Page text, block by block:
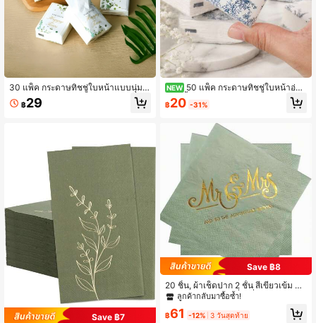
30 แพ็ค กระดาษทิชชู่ใบหน้าแบบนุ่ม
"Happy Tears" ตกแต่งด้วยใบไม้สีเขีย
ว เหมาะสำหรับงานหมั้น งานแต่งงาน
กรณ์งานรับปริญญา
฿29
Save ฿7
NEW 50 แพ็ค กระดาษทิชชู่ใบหน้าอ่อน
นุ่ม "น้ำตาแห่งความสุข", ตกแต่งด้วยใ
บไม้สีเขียว, เหมาะสำหรับงานหมั้น, งา
ปกรณ์แต่งงาน, ของชำร่วยงานแต่งงา
น, อุปกรณ์งานแต่งงานสำหรับเจ้าสาวแ
ละเจ้าบ่าว
฿20 -31%
Save ฿8
20 ชิ้น, ผ้าเช็ดปาก 2 ชั้น สีเขียวเข้ม สำ
หรับงานแต่งงาน เครื่องดื่ม คุณและคุณ
นาย ผ้าเช็ดปากกระดาษสำหรับตกแต่ง
งานรับรอง งานแต่งงาน งานหมั้น ของว่
ลูกค้ากลับมาซื้อซ้ำ!
฿61 -12% 3 วันสุดท้าย